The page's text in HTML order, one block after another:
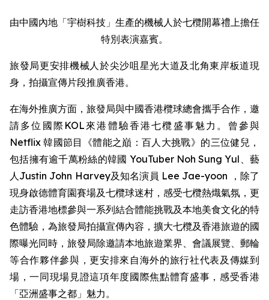
由中國內地「宇樹科技」生產的機械人於七欖開幕禮上擔任
特別表演嘉賓。
旅發局更安排機械人於尖沙咀星光大道及北角東岸板道現
身，拍攝宣傳片段推廣香港。
在海外推廣方面，旅發局與中國香港欖球總會攜手合作，邀
請多位國際KOL來港體驗香港七欖盛事魅力。曾參與
Netflix 韓國節目《體能之巔：百人大挑戰》的三位健兒，
包括擁有逾千萬粉絲的韓國 YouTuber Noh Sung Yul、藝
人Justin John Harvey及知名演員 Lee Jae-yoon ，除了
現身啟德體育園賽場及七欖球迷村，感受七欖熱熾氣氛，更
走訪香港地標參與一系列結合體能挑戰及本地美食文化的特
色體驗，為旅發局拍攝宣傳內容，擴大七欖及香港旅遊的國
際曝光同時，旅發局除邀請本地旅遊業界、會議展覽、郵輪
等合作夥伴參與，更安排來自海外的旅行社代表及傳媒到
場，一同現場見證這項年度國際焦點體育盛事，感受香港
「亞洲盛事之都」魅力。